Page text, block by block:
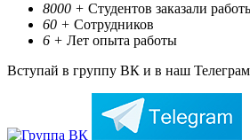
8000 + Студентов заказали
60 + Сотрудников
6 + Лет опыта работы
Вступай в группу ВК и в наш